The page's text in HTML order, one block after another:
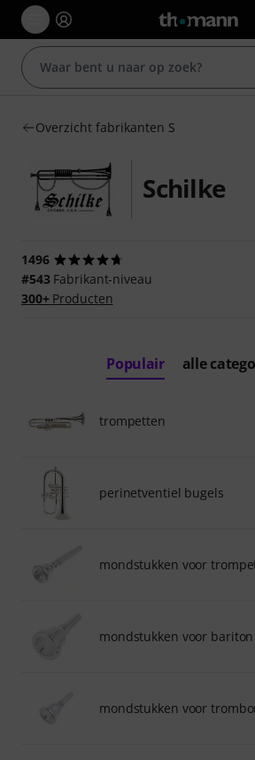
Overzicht fabrikanten S
Schilke
1496
#543Fabrikant-niveau
300+Producten
Populair alle
trompetten
perinetventiel bugels
mondstukken voor
mondstukken voor bariton
mondstukken voor